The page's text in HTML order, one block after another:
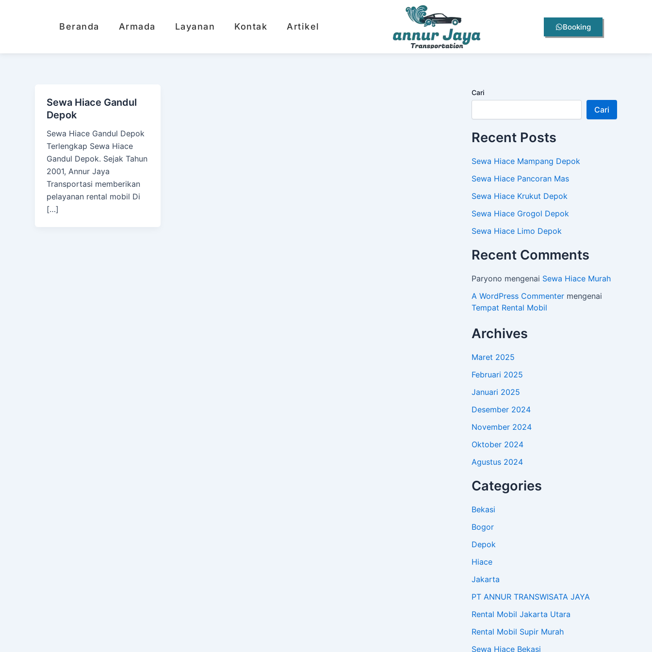
Beranda Armada Layanan Kontak Artikel Booking
Sewa Hiace Gandul
Depok
Sewa Hiace Gandul Depok
Terlengkap Sewa Hiace
Gandul Depok. Sejak Tahun
2001, Annur Jaya
Transportasi memberikan
pelayanan rental mobil Di
[…]
Cari
Cari
Recent Posts
Sewa Hiace Mampang Depok
Sewa Hiace Pancoran Mas
Sewa Hiace Krukut Depok
Sewa Hiace Grogol Depok
Sewa Hiace Limo Depok
Recent Comments
Paryono mengenai Sewa Hiace Murah
A WordPress Commenter mengenai
Tempat Rental Mobil
Archives
Maret 2025
Februari 2025
Januari 2025
Desember 2024
November 2024
Oktober 2024
Agustus 2024
Categories
Bekasi
Bogor
Depok
Hiace
Jakarta
PT ANNUR TRANSWISATA JAYA
Rental Mobil Jakarta Utara
Rental Mobil Supir Murah
Sewa Hiace Bekasi